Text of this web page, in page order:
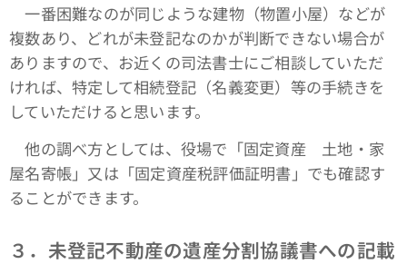
一番困難なのが同じような建物（物置小屋）などが
複数あり、どれが未登記なのかが判断できない場合が
ありますので、お近くの司法書士にご相談していただ
ければ、特定して相続登記（名義変更）等の手続きを
していただけると思います。
他の調べ方としては、役場で「固定資産 土地・家
屋名寄帳」又は「固定資産税評価証明書」でも確認す
ることができます。
３．未登記不動産の遺産分割協議書への記載